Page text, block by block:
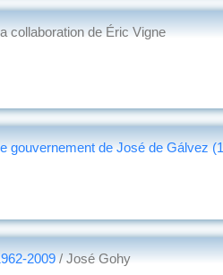
collaboration de Éric Vigne
gouvernement de José de Gálvez
2009/ José Gohy